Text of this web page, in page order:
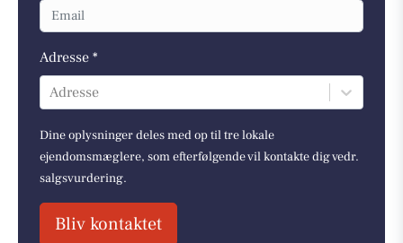
Adresse *
Adresse
Dine oplysninger deles med op til tre lokale
ejendomsmæglere, som efterfølgende vil kontakte dig vedr.
salgsvurdering.
Bliv kontaktet